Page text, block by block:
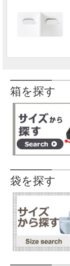
箱を探す
袋を探す